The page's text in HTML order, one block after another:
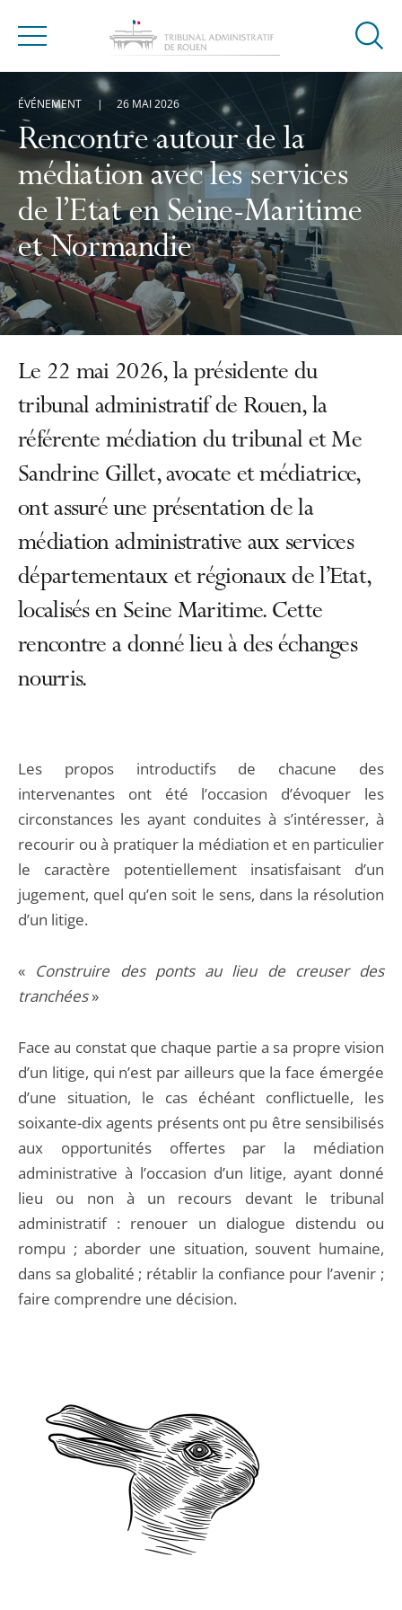
Menu
Ouvrir
de
Rencontre autour de la
médiation avec les services
de l’Etat en Seine-Maritime
et Normandie
ÉVÉNEMENT 26 MAI 2026
Le 22 mai 2026, la présidente du
tribunal administratif de Rouen, la
référente médiation du tribunal et Me
Sandrine Gillet, avocate et médiatrice,
ont assuré une présentation de la
médiation administrative aux services
départementaux et régionaux de l’Etat,
localisés en Seine Maritime. Cette
rencontre a donné lieu à des échanges
nourris.
Les propos introductifs de chacune des
intervenantes ont été l’occasion d’évoquer les
circonstances les ayant conduites à s’intéresser, à
recourir ou à pratiquer la médiation et en particulier
le caractère potentiellement insatisfaisant d’un
jugement, quel qu’en soit le sens, dans la résolution
d’un litige.
« Construire des ponts au lieu de creuser des
tranchées»
Face au constat que chaque partie a sa propre vision
d’un litige, qui n’est par ailleurs que la face émergée
d’une situation, le cas échéant conflictuelle, les
soixante-dix agents présents ont pu être sensibilisés
aux opportunités offertes par la médiation
administrative à l’occasion d’un litige, ayant donné
lieu ou non à un recours devant le tribunal
administratif : renouer un dialogue distendu ou
rompu ; aborder une situation, souvent humaine,
dans sa globalité ; rétablir la confiance pour l’avenir ;
faire comprendre une décision.